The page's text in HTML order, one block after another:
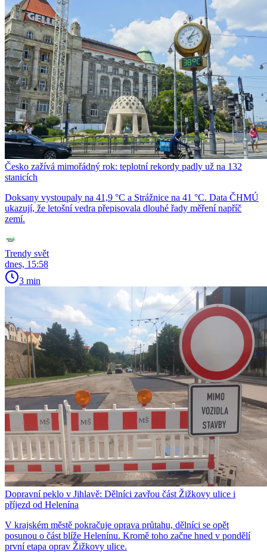
Česko zažívá mimořádný rok: teplotní rekordy padly už na 132
stanicích
Doksany vystoupaly na 41,9 °C a Strážnice na 41 °C. Data ČHMÚ
ukazují, že letošní vedra přepisovala dlouhé řady měření napříč
zemí.
Trendy svět
dnes, 15:58
3 min
Dopravní peklo v Jihlavě: Dělníci zavřou část Žižkovy ulice i
příjezd od Helenína
V krajském městě pokračuje oprava průtahu, dělníci se opět
posunou o část blíže Helenínu. Kromě toho začne hned v pondělí
první etapa oprav Žižkovy ulice.